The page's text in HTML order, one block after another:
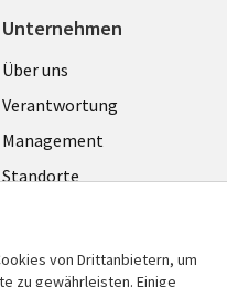
Unternehmen
Useful
links
GERMANY
Über uns
Verantwortung
Management
Standorte
von Drittanbietern, um
zu gewährleisten. Einige